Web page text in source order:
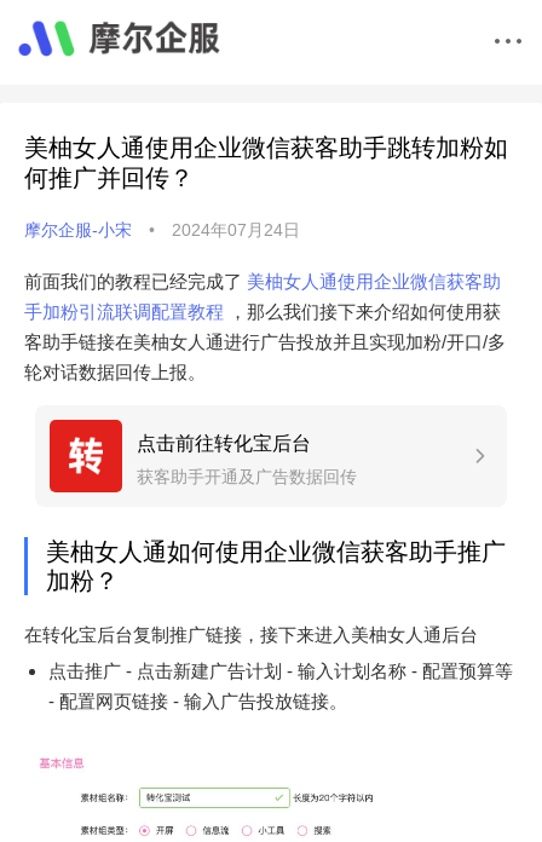
美柚女人通使用企业微信获客助手跳转加粉如
何推广并回传？
摩尔企服-小宋 • 2024年07月24日
前面我们的教程已经完成了 美柚女人通使用企业微信获客助
手加粉引流联调配置教程 ，那么我们接下来介绍如何使用获
客助手链接在美柚女人通进行广告投放并且实现加粉/开口/多
轮对话数据回传上报。
点击前往转化宝后台
获客助手开通及广告数据回传
美柚女人通如何使用企业微信获客助手推广
加粉？
在转化宝后台复制推广链接，接下来进入美柚女人通后台
点击推广 - 点击新建广告计划 - 输入计划名称 - 配置预算等
- 配置网页链接 - 输入广告投放链接。